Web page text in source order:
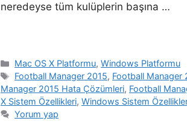
neredeyse tüm kulüplerin başına …
Kategoriler
Mac OS X Platformu,Windows Platformu
Etiketler
Football Manager 2015, Football Manager
Manager 2015 Hata Çözümleri, Football
X Sistem Özellikleri, Windows Sistem
Yorum yap